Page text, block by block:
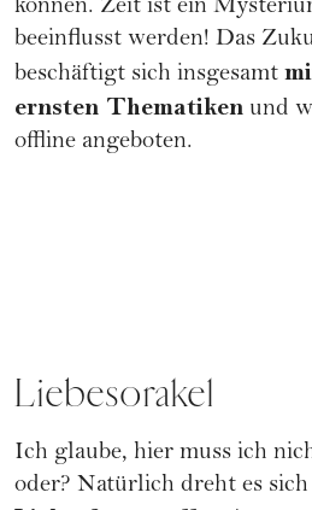
können. Zeit ist ein
beeinflusst werden! Das
beschäftigt sich insgesamt
ernsten Thematiken und
offline angeboten.
Liebesorakel
Ich glaube, hier muss ich
oder? Natürlich dreht es